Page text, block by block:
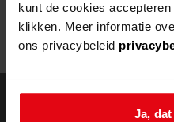
kunt de cookies
klikken. Meer informatie
ons privacybeleid
Ja,
een verouderde bladwijzer/
een zoekmachine heeft een
eenfout getyptadres